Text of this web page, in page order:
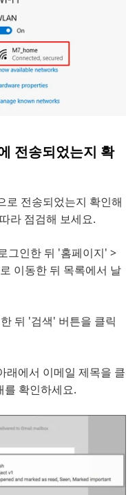
전송되었는지 확
전송되었는지 확인해
라 점검해 보세요.
그인한 뒤 '홈페이지' >
이동한 뒤 목록에서 날
뒤 '검색' 버튼을 클릭
래에서 이메일 제목을 클
를 확인하세요.